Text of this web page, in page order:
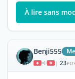
À lire sans
Benji555
| 23